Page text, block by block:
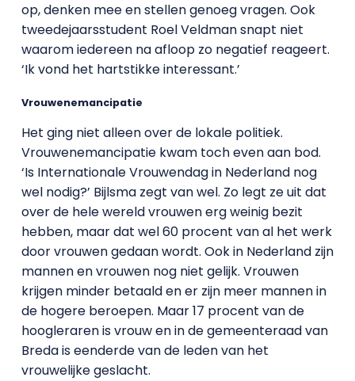
op, denken mee en stellen genoeg vragen. Ook
tweedejaarsstudent Roel Veldman snapt niet
waarom iedereen na afloop zo negatief reageert.
‘Ik vond het hartstikke interessant.’
Vrouwenemancipatie
Het ging niet alleen over de lokale politiek.
Vrouwenemancipatie kwam toch even aan bod.
‘Is Internationale Vrouwendag in Nederland nog
wel nodig?’ Bijlsma zegt van wel. Zo legt ze uit dat
over de hele wereld vrouwen erg weinig bezit
hebben, maar dat wel 60 procent van al het werk
door vrouwen gedaan wordt. Ook in Nederland zijn
mannen en vrouwen nog niet gelijk. Vrouwen
krijgen minder betaald en er zijn meer mannen in
de hogere beroepen. Maar 17 procent van de
hoogleraren is vrouw en in de gemeenteraad van
Breda is eenderde van de leden van het
vrouwelijke geslacht.